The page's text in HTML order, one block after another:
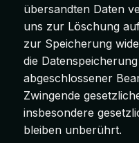
übersandten Daten
uns zur Löschung
zur Speicherung
die
abgeschlossener
Zwingende
insbesondere
bleiben unberührt.